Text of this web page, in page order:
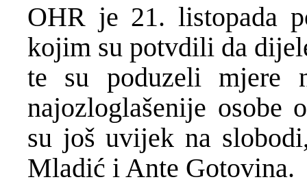
OHR je 21. listopada
kojim su potvdili da
te su poduzeli mjere
najozloglašenije osobe
su još uvijek na
Mladić i Ante